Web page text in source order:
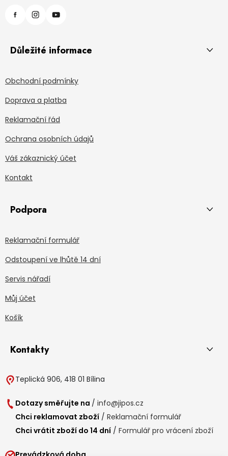
Důležité informace
Obchodní podmínky
Doprava a platba
Reklamační řád
Ochrana osobních údajů
Váš zákaznický účet
Kontakt
Podpora
Reklamační formulář
Odstoupení ve lhůtě 14 dní
Servis nářadí
Můj účet
Košík
Kontakty
Teplická 906, 418 01 Bílina
Dotazy směřujte na / info@jipos.cz
Chci reklamovat zboží / Reklamační formulář
Chci vrátit zboží do 14 dní / Formulář pro vrácení zboží